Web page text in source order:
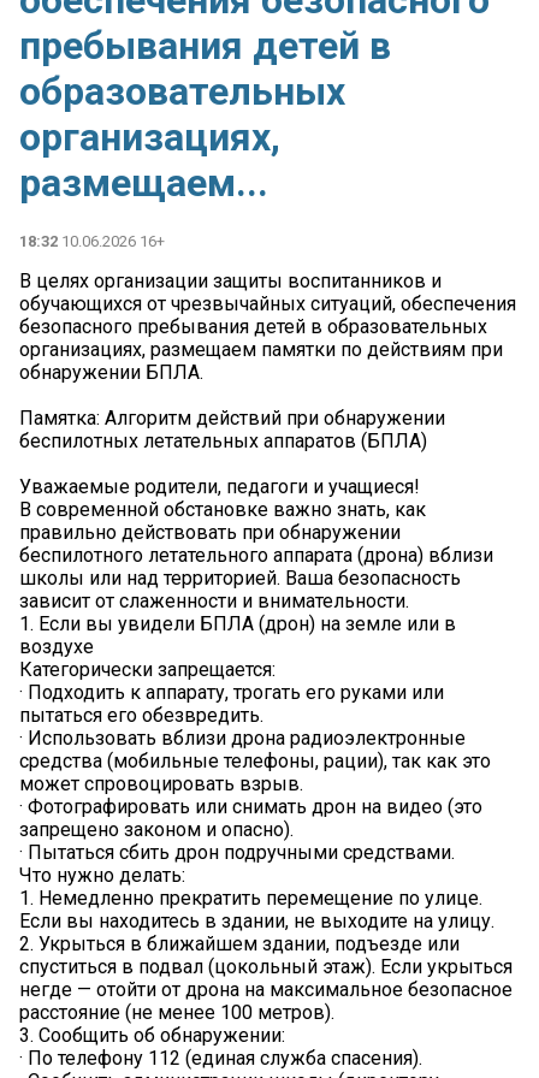
пребывания детей в
образовательных
организациях,
размещаем...
18:32 10.06.2026 16+
В целях организации защиты воспитанников и
обучающихся от чрезвычайных ситуаций, обеспечения
безопасного пребывания детей в образовательных
организациях, размещаем памятки по действиям при
обнаружении БПЛА.
Памятка: Алгоритм действий при обнаружении
беспилотных летательных аппаратов (БПЛА)
Уважаемые родители, педагоги и учащиеся!
В современной обстановке важно знать, как
правильно действовать при обнаружении
беспилотного летательного аппарата (дрона) вблизи
школы или над территорией. Ваша безопасность
зависит от слаженности и внимательности.
1. Если вы увидели БПЛА (дрон) на земле или в
воздухе
Категорически запрещается:
· Подходить к аппарату, трогать его руками или
пытаться его обезвредить.
· Использовать вблизи дрона радиоэлектронные
средства (мобильные телефоны, рации), так как это
может спровоцировать взрыв.
· Фотографировать или снимать дрон на видео (это
запрещено законом и опасно).
· Пытаться сбить дрон подручными средствами.
Что нужно делать:
1. Немедленно прекратить перемещение по улице.
Если вы находитесь в здании, не выходите на улицу.
2. Укрыться в ближайшем здании, подъезде или
спуститься в подвал (цокольный этаж). Если укрыться
негде — отойти от дрона на максимальное безопасное
расстояние (не менее 100 метров).
3. Сообщить об обнаружении:
· По телефону 112 (единая служба спасения).